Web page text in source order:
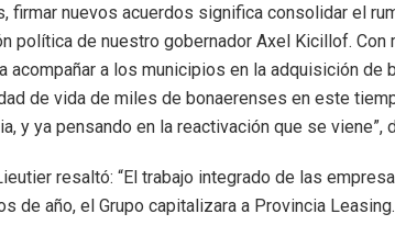
firmar nuevos acuerdos significa consolidar el
política de nuestro gobernador Axel Kicillof.
acompañar a los municipios en la adquisición de
de vida de miles de bonaerenses en este
y ya pensando en la reactivación que se viene”,
resaltó: “El trabajo integrado de las
de año, el Grupo capitalizara a Provincia